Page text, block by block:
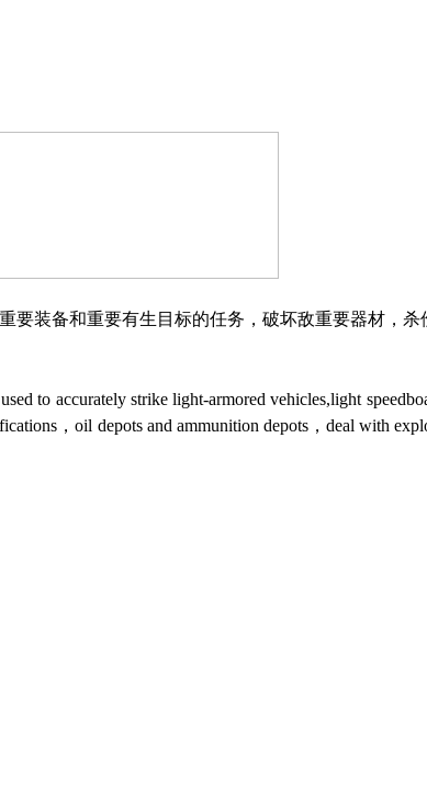
要装备和重要有生目标的任务，破坏敌重要器材，
to accurately strike light-armored vehicles,light
，oil depots and ammunition depots，deal with